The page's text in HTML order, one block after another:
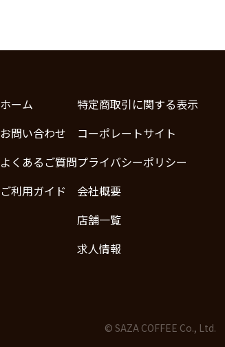
ホーム
お問い合わせ
よくあるご質問
ご利用ガイド
特定商取引に関する表示
コーポレートサイト
プライバシーポリシー
会社概要
店舗一覧
求人情報
© SAZA COFFEE Co., Ltd.